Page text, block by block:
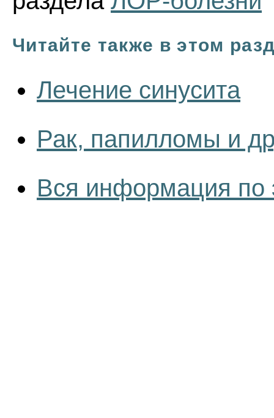
Читайте также в этом
Лечение синусита
Рак, папилломы и
Вся информация по